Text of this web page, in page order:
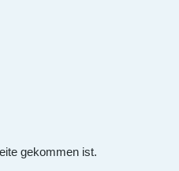
gekommen ist.